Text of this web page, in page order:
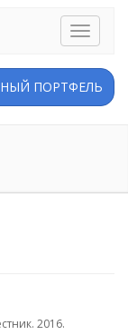
Toggle
ПОРТФЕЛЬ
2016.